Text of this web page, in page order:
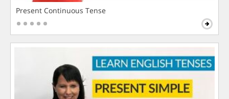
Present Continuous Tense